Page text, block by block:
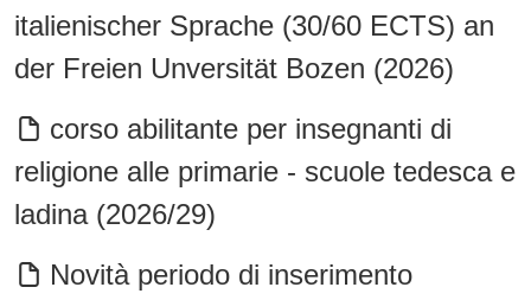
italienischer Sprache (30/60 ECTS) an
der Freien Unversität Bozen (2026)
corso abilitante per insegnanti di
religione alle primarie - scuole tedesca e
ladina (2026/29)
Novità periodo di inserimento